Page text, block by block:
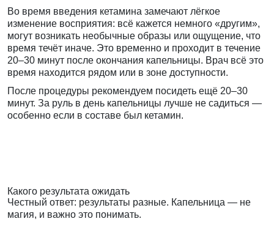
Во время введения кетамина замечают лёгкое
изменение восприятия: всё кажется немного «другим»,
могут возникать необычные образы или ощущение, что
время течёт иначе. Это временно и проходит в течение
20–30 минут после окончания капельницы. Врач всё это
время находится рядом или в зоне доступности.
После процедуры рекомендуем посидеть ещё 20–30
минут. За руль в день капельницы лучше не садиться —
особенно если в составе был кетамин.
Какого результата ожидать
Честный ответ: результаты разные. Капельница — не
магия, и важно это понимать.